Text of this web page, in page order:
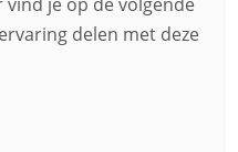
delen met deze